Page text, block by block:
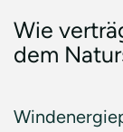
Wie
dem